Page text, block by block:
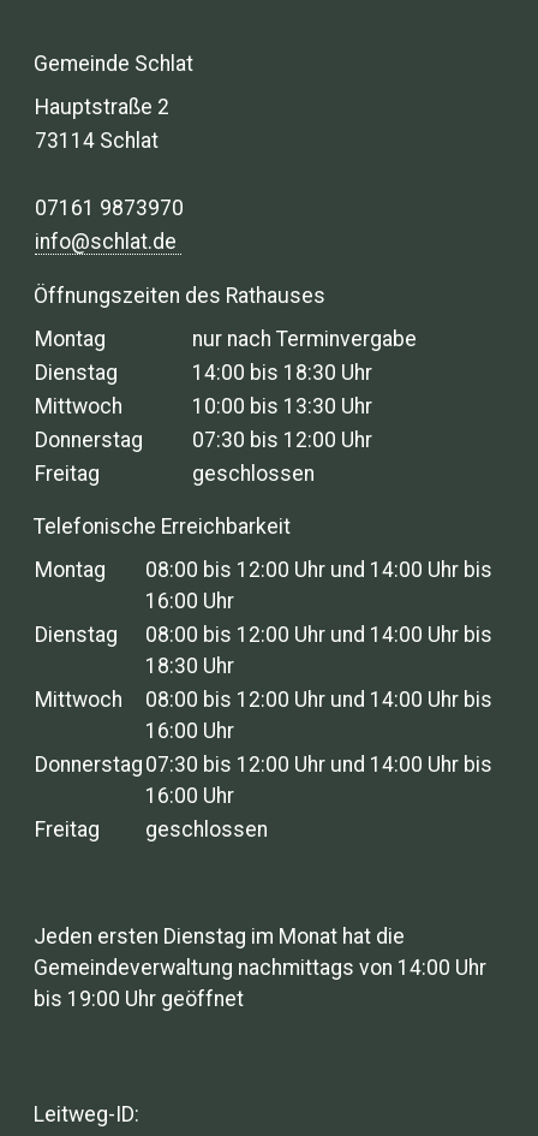
Gemeinde Schlat
Hauptstraße 2
73114 Schlat
07161 9873970
info@schlat.de
Öffnungszeiten des Rathauses
Montag
nur nach Terminvergabe
Dienstag
14:00 bis 18:30 Uhr
Mittwoch
10:00 bis 13:30 Uhr
Donnerstag
07:30 bis 12:00 Uhr
Freitag
geschlossen
Telefonische Erreichbarkeit
Montag
08:00 bis 12:00 Uhr und 14:00 Uhr bis
16:00 Uhr
Dienstag
08:00 bis 12:00 Uhr und 14:00 Uhr bis
18:30 Uhr
Mittwoch
08:00 bis 12:00 Uhr und 14:00 Uhr bis
16:00 Uhr
Donnerstag 07:30 bis 12:00 Uhr und 14:00 Uhr bis
16:00 Uhr
Freitag
geschlossen
Jeden ersten Dienstag im Monat hat die
Gemeindeverwaltung nachmittags von 14:00 Uhr
bis 19:00 Uhr geöffnet
Leitweg-ID: